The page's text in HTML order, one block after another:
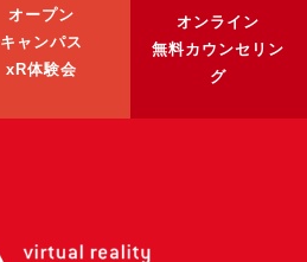
オープン
キャンパス
xR体験会
オンライン
無料カウンセリン
グ